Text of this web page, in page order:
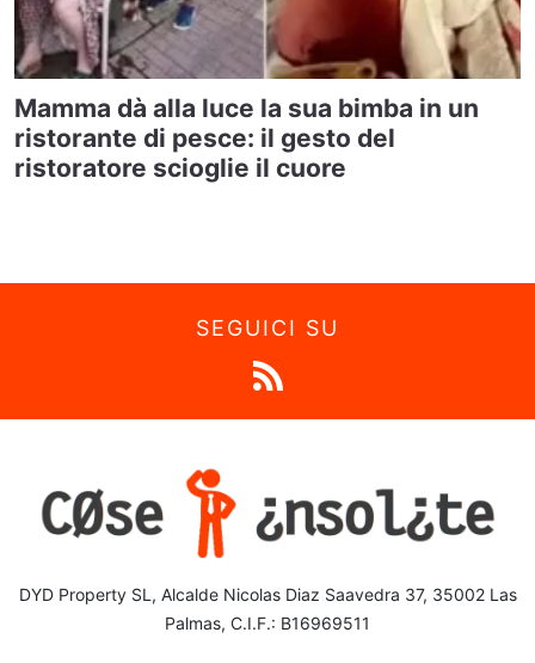
Mamma dà alla luce la sua bimba in un
ristorante di pesce: il gesto del
ristoratore scioglie il cuore
SEGUICI SU
DYD Property SL, Alcalde Nicolas Diaz Saavedra 37, 35002 Las
Palmas, C.I.F.: B16969511